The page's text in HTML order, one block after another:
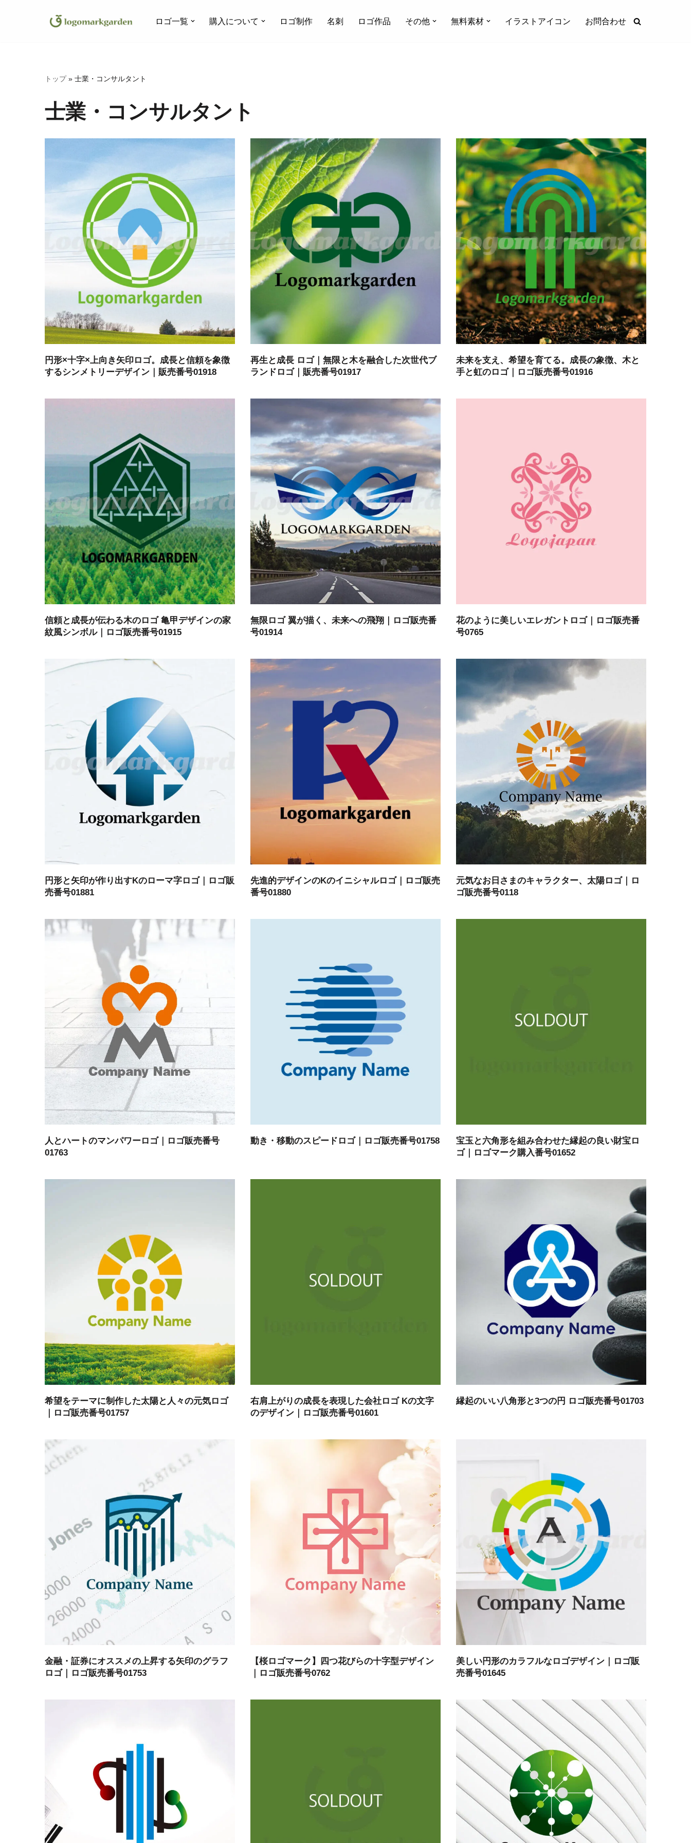
ロゴ一覧 購入について ロゴ制作 名刺 ロゴ作品 その他 無料素材 イラストアイコン お問合わせ
トップ» 士業・コンサルタント
士業・コンサルタント
円形×十字×上向き矢印ロゴ。成長と信頼を象徴
するシンメトリーデザイン｜販売番号01918
再生と成長 ロゴ｜無限と木を融合した次世代ブ
ランドロゴ｜販売番号01917
未来を支え、希望を育てる。成長の象徴、木と
手と虹のロゴ｜ロゴ販売番号01916
信頼と成長が伝わる木のロゴ 亀甲デザインの家
紋風シンボル｜ロゴ販売番号01915
無限ロゴ 翼が描く、未来への飛翔｜ロゴ販売番
号01914
花のように美しいエレガントロゴ｜ロゴ販売番
号0765
円形と矢印が作り出すKのローマ字ロゴ｜ロゴ販
売番号01881
先進的デザインのKのイニシャルロゴ｜ロゴ販売
番号01880
元気なお日さまのキャラクター、太陽ロゴ｜ロ
ゴ販売番号0118
人とハートのマンパワーロゴ｜ロゴ販売番号
01763
動き・移動のスピードロゴ｜ロゴ販売番号01758
宝玉と六角形を組み合わせた縁起の良い財宝ロ
ゴ｜ロゴマーク購入番号01652
希望をテーマに制作した太陽と人々の元気ロゴ
｜ロゴ販売番号01757
右肩上がりの成長を表現した会社ロゴ Kの文字
のデザイン｜ロゴ販売番号01601
縁起のいい八角形と3つの円 ロゴ販売番号01703
金融・証券にオススメの上昇する矢印のグラフ
ロゴ｜ロゴ販売番号01753
【桜ロゴマーク】四つ花びらの十字型デザイン
｜ロゴ販売番号0762
美しい円形のカラフルなロゴデザイン｜ロゴ販
売番号01645